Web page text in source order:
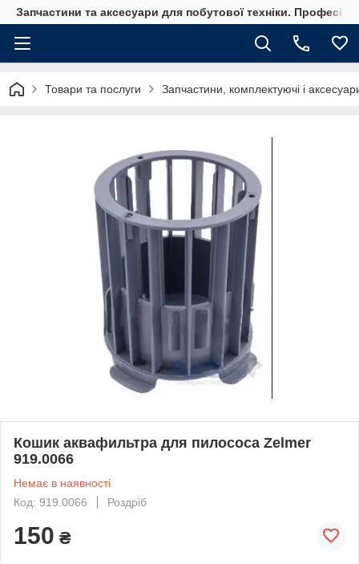
Запчастини та аксесуари для побутової техніки.
Товари та послуги Запчастини, комплектуючі і
Кошик аквафильтра для пилососа Zelmer
919.0066
Немає в наявності
Код: 919.0066
Роздріб
150 ₴